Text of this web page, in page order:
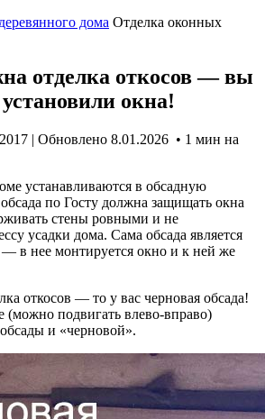
дома Отделка оконных
отделка откосов — вы
окна!
| Обновлено 8.01.2026 • 1 мин на
устанавливаются в обсадную
по Госту должна защищать окна
стены ровными и не
усадки дома. Сама обсада является
в нее монтируется окно и к ней же
откосов — то у вас черновая обсада!
(можно подвигать влево-вправо)
и «черновой».